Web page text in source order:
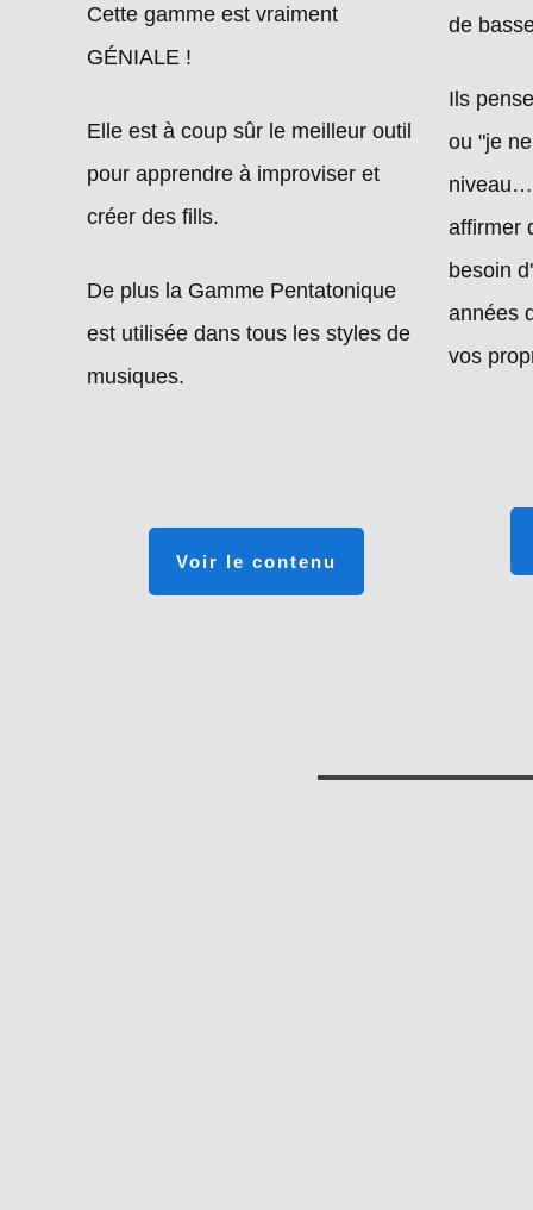
Cette gamme est vraiment
GÉNIALE !
Elle est à coup sûr le meilleur outil
pour apprendre à improviser et
créer des fills.
De plus la Gamme Pentatonique
est utilisée dans tous les styles de
musiques.
Voir le contenu
de
Ils
ou "je
affirmer
besoin
années
vos